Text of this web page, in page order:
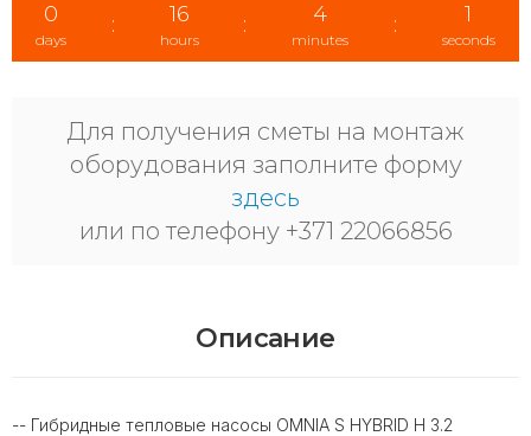
0
days
: 16
hours
: 4
minutes
: 1
seconds
Для получения сметы на монтаж
оборудования заполните форму
здесь
или по телефону +371 22066856
Описание
-- Гибридные тепловые насосы OMNIA S HYBRID H 3.2